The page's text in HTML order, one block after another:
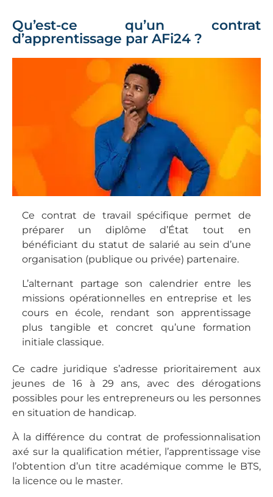
Qu’est-ce qu’un contrat
d’apprentissage par AFi24 ?
Ce contrat de travail spécifique permet de
préparer un diplôme d’État tout en
bénéficiant du statut de salarié au sein d’une
organisation (publique ou privée) partenaire.
L’alternant partage son calendrier entre les
missions opérationnelles en entreprise et les
cours en école, rendant son apprentissage
plus tangible et concret qu’une formation
initiale classique.
Ce cadre juridique s’adresse prioritairement aux
jeunes de 16 à 29 ans, avec des dérogations
possibles pour les entrepreneurs ou les personnes
en situation de handicap.
À la différence du contrat de professionnalisation
axé sur la qualification métier, l’apprentissage vise
l’obtention d’un titre académique comme le BTS,
la licence ou le master.